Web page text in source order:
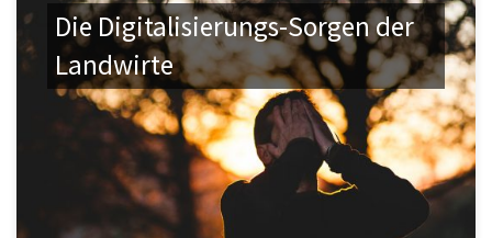
Die Digitalisierungs-Sorgen der
Landwirte